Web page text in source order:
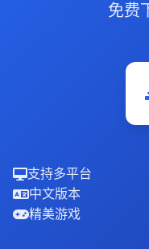
免费
支持多平台
中文版本
精美游戏